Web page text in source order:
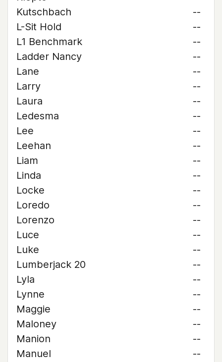
Kutschbach
--
L-Sit Hold
--
L1 Benchmark
--
Ladder Nancy
--
Lane
--
Larry
--
Laura
--
Ledesma
--
Lee
--
Leehan
--
Liam
--
Linda
--
Locke
--
Loredo
--
Lorenzo
--
Luce
--
Luke
--
Lumberjack 20
--
Lyla
--
Lynne
--
Maggie
--
Maloney
--
Manion
--
Manuel
--